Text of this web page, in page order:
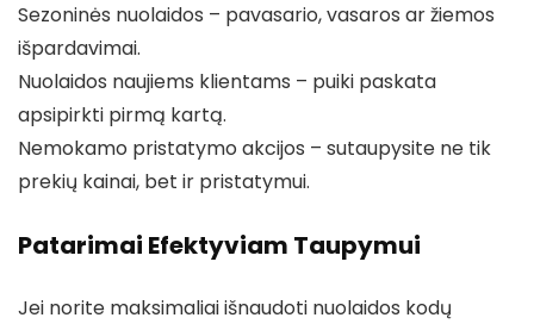
Sezoninės nuolaidos – pavasario, vasaros ar žiemos
išpardavimai.
Nuolaidos naujiems klientams – puiki paskata
apsipirkti pirmą kartą.
Nemokamo pristatymo akcijos – sutaupysite ne tik
prekių kainai, bet ir pristatymui.
Patarimai Efektyviam Taupymui
Jei norite maksimaliai išnaudoti nuolaidos kodų